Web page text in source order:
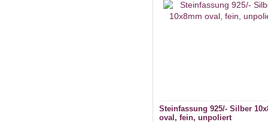
Steinfassung 925/- Silber
oval, fein, unpoliert